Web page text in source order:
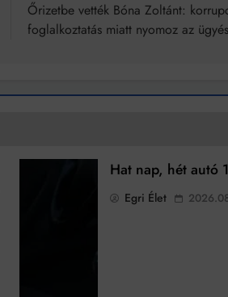
Őrizetbe vették Bóna Zoltánt:
foglalkoztatás miatt nyomoz az
Hat nap, hét autó
Egri Élet